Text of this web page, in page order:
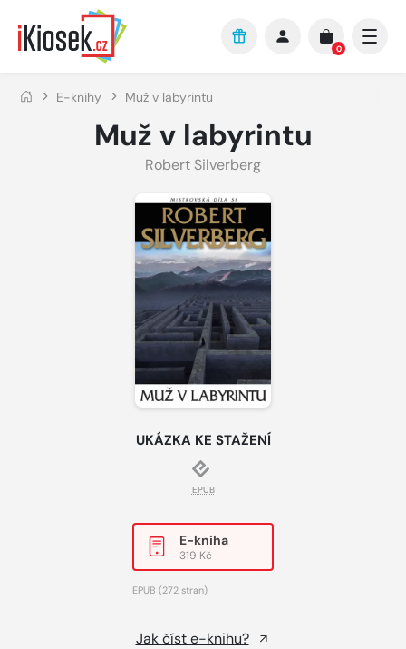
Přejít na hlavní obsah
0
E-knihy Muž v labyrintu
Muž v labyrintu
Robert Silverberg
UKÁZKA KE STAŽENÍ
EPUB
E-kniha
319 Kč
EPUB (272 stran)
Jak číst e-knihu?